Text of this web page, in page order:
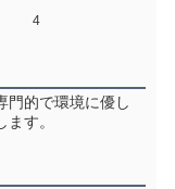
4
門的で環境に優し
す。